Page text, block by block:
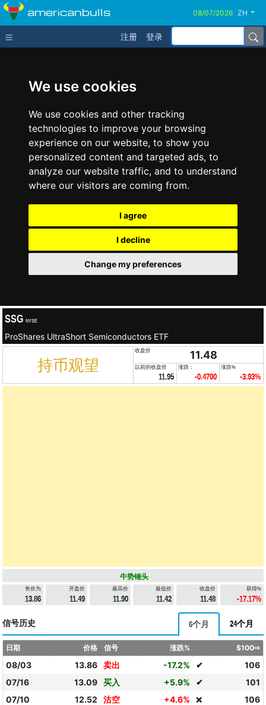
We use cookies
We use cookies and other tracking
technologies to improve your browsing
experience on our website, to show you
personalized content and targeted ads, to
analyze our website traffic, and to understand
where our visitors are coming from.
I agree
I decline
Change my preferences
americanbulls ZH
注册 登录
SSG NYSE
ProShares UltraShort Semiconductors ETF
持币观望
收盘价 11.48
以前的收盘价
11.95
涨跌：
-0.4700
涨跌%
-3.93%
牛势锤头
售价为
13.86
开盘价
11.49
最高价
11.90
最低价
11.42
收盘价
11.48
获得%
-17.17%
信号历史 6个月 24个月
日期 价格 信号 涨跌% $100⇨
08/03 13.86 卖出 -17.2% ✔
106
07/16
13.09 买入 +5.9% ✔
101
07/10
12.52 沽空 +4.6% ❌
106